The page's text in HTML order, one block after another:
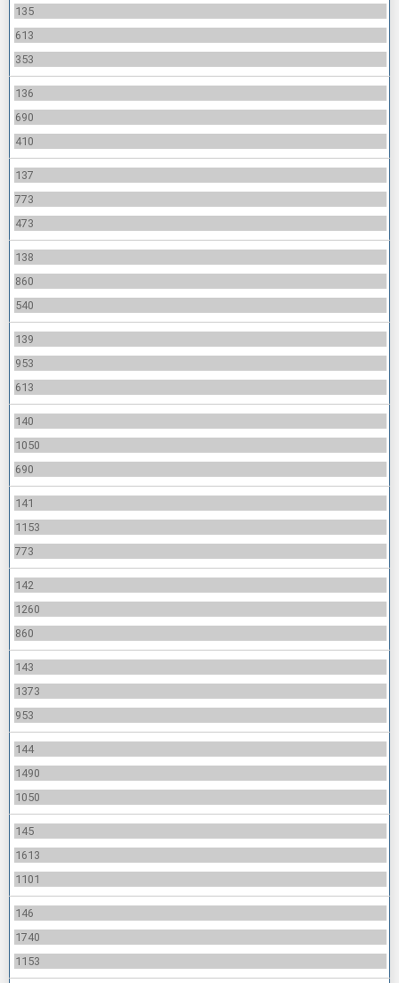
135
613
353
136
690
410
137
773
473
138
860
540
139
953
613
140
1050
690
141
1153
773
142
1260
860
143
1373
953
144
1490
1050
145
1613
1101
146
1740
1153